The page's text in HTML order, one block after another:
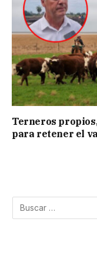
Terneros
para retener el